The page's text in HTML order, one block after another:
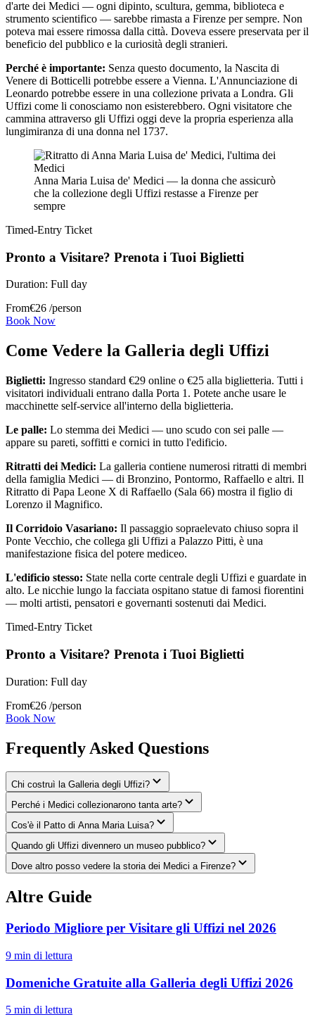
d'arte dei Medici — ogni dipinto, scultura, gemma, biblioteca e
strumento scientifico — sarebbe rimasta a Firenze per sempre. Non
poteva mai essere rimossa dalla città. Doveva essere preservata per il
beneficio del pubblico e la curiosità degli stranieri.
Perché è importante: Senza questo documento, la Nascita di
Venere di Botticelli potrebbe essere a Vienna. L'Annunciazione di
Leonardo potrebbe essere in una collezione privata a Londra. Gli
Uffizi come li conosciamo non esisterebbero. Ogni visitatore che
cammina attraverso gli Uffizi oggi deve la propria esperienza alla
lungimiranza di una donna nel 1737.
Anna Maria Luisa de' Medici — la donna che assicurò
che la collezione degli Uffizi restasse a Firenze per
sempre
Timed-Entry Ticket
Pronto a Visitare? Prenota i Tuoi Biglietti
Duration: Full day
From€26 /person
Book Now
Come Vedere la Galleria degli Uffizi
Biglietti: Ingresso standard €29 online o €25 alla biglietteria. Tutti i
visitatori individuali entrano dalla Porta 1. Potete anche usare le
macchinette self-service all'interno della biglietteria.
Le palle: Lo stemma dei Medici — uno scudo con sei palle —
appare su pareti, soffitti e cornici in tutto l'edificio.
Ritratti dei Medici: La galleria contiene numerosi ritratti di membri
della famiglia Medici — di Bronzino, Pontormo, Raffaello e altri. Il
Ritratto di Papa Leone X di Raffaello (Sala 66) mostra il figlio di
Lorenzo il Magnifico.
Il Corridoio Vasariano: Il passaggio sopraelevato chiuso sopra il
Ponte Vecchio, che collega gli Uffizi a Palazzo Pitti, è una
manifestazione fisica del potere mediceo.
L'edificio stesso: State nella corte centrale degli Uffizi e guardate in
alto. Le nicchie lungo la facciata ospitano statue di famosi fiorentini
— molti artisti, pensatori e governanti sostenuti dai Medici.
Timed-Entry Ticket
Pronto a Visitare? Prenota i Tuoi Biglietti
Duration: Full day
From€26 /person
Book Now
Frequently Asked Questions
Chi costruì la Galleria degli Uffizi?
Perché i Medici collezionarono tanta arte?
Cos'è il Patto di Anna Maria Luisa?
Quando gli Uffizi divennero un museo pubblico?
Dove altro posso vedere la storia dei Medici a Firenze?
Altre Guide
Periodo Migliore per Visitare gli Uffizi nel 2026
9 min di lettura
Domeniche Gratuite alla Galleria degli Uffizi 2026
5 min di lettura